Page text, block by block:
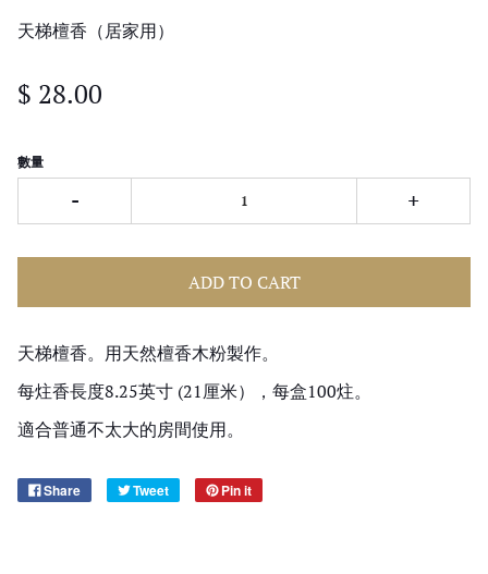
天梯檀香（居家用）
$ 28.00
數量
- +
ADD TO CART
天梯檀香。用天然檀香木粉製作。
每炷香長度8.25英寸 (21厘米），每盒100炷。
適合普通不太大的房間使用。
Share Tweet Pin it